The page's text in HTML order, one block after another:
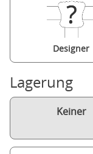
Designer
Lagerung
Keiner